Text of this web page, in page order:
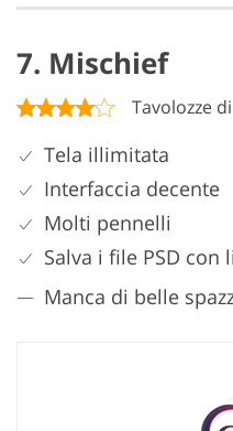
7. Mischief
Tavolozze
Tela illimitata
Interfaccia decente
Molti pennelli
Salva i file PSD con
Manca di belle